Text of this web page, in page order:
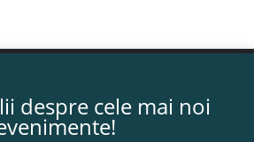
despre cele mai noi